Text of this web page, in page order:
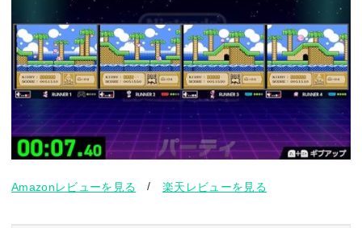
Amazonレビューを見る /楽天レビューを見る